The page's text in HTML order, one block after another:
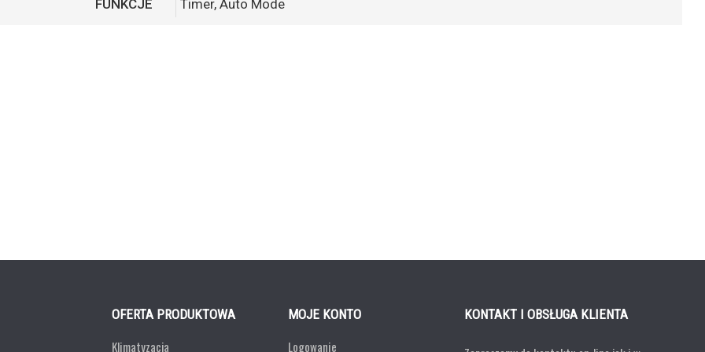
FUNKCJE Timer, Auto Mode
OFERTA PRODUKTOWA
Klimatyzacja
MOJE KONTO
Logowanie
KONTAKT I OBSŁUGA KLIENTA